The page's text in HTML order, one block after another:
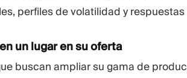
perfiles de volatilidad y
un lugar en su oferta
buscan ampliar su gama de